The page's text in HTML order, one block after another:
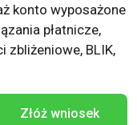
konto wyposażone
płatnicze,
zbliżeniowe, BLIK,
Złóż wniosek